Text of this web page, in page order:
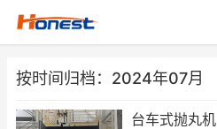
按时间归档：2024年07月
台车式抛丸机